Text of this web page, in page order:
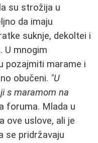
su strožija u
da imaju
suknje, dekoltei i
U mnogim
pozajmiti marame i
obučeni. "U
s maramom na
foruma. Mlada u
ove uslove, ali je
se pridržavaju